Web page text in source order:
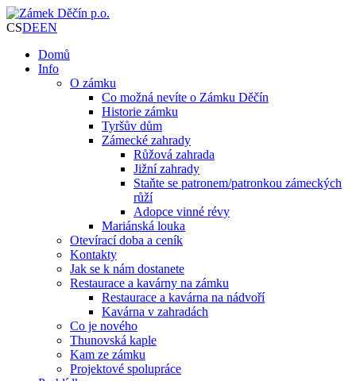
CSDEEN
Domů
Info
O zámku
Co možná nevíte o Zámku Děčín
Historie zámku
Tyršův dům
Zámecké zahrady
Růžová zahrada
Jižní zahrady
Staňte se patronem/patronkou zámeckých
růží
Adopce vinné révy
Mariánská louka
Otevírací doba a ceník
Kontakty
Jak se k nám dostanete
Restaurace a kavárny na zámku
Restaurace a kavárna na nádvoří
Kavárna v zahradách
Co je nového
Thunovská kaple
Kam ze zámku
Projektové spolupráce